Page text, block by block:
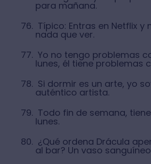
para mañana.
Típico: Entras en Netflix y
nada que ver.
Yo no tengo problemas
lunes, él tiene problemas
Si dormir es un arte, yo
auténtico artista.
Todo fin de semana,
lunes.
¿Qué ordena Drácula
al bar? Un vaso